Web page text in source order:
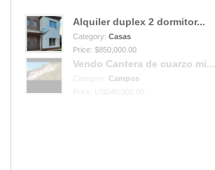
Alquiler duplex 2 dormitor...
Category: Casas
Price: $850,000.00
Vendo Cantera de cuarzo mi...
Campos